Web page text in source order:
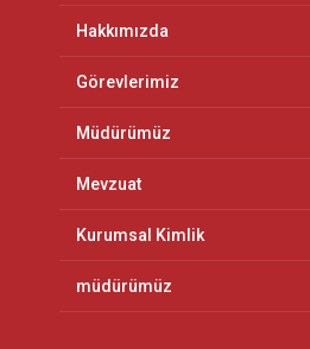
Hakkımızda
Görevlerimiz
Müdürümüz
Mevzuat
Kurumsal Kimlik
müdürümüz